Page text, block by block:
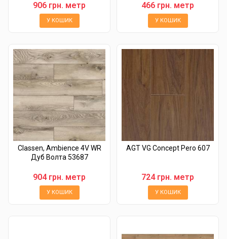
906 грн. метр
У КОШИК
466 грн. метр
У КОШИК
Classen, Ambience 4V WR
Дуб Волта 53687
904 грн. метр
У КОШИК
AGT VG Concept Pero 607
724 грн. метр
У КОШИК